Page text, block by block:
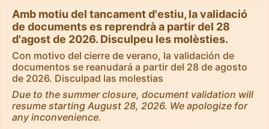
Amb motiu del tancament d'estiu, la validació
de documents es reprendrà a partir del 28
d'agost de 2026. Disculpeu les molèsties.
Con motivo del cierre de verano, la validación de
documentos se reanudará a partir del 28 de agosto
de 2026. Disculpad las molestias
Due to the summer closure, document validation will
resume starting August 28, 2026. We apologize for
any inconvenience.